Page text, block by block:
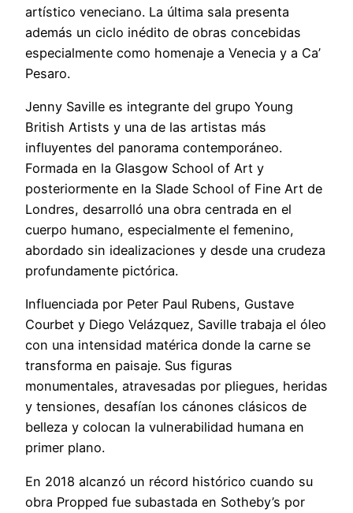
artístico veneciano. La última sala presenta
además un ciclo inédito de obras concebidas
especialmente como homenaje a Venecia y a Ca’
Pesaro.
Jenny Saville es integrante del grupo Young
British Artists y una de las artistas más
influyentes del panorama contemporáneo.
Formada en la Glasgow School of Art y
posteriormente en la Slade School of Fine Art de
Londres, desarrolló una obra centrada en el
cuerpo humano, especialmente el femenino,
abordado sin idealizaciones y desde una crudeza
profundamente pictórica.
Influenciada por Peter Paul Rubens, Gustave
Courbet y Diego Velázquez, Saville trabaja el óleo
con una intensidad matérica donde la carne se
transforma en paisaje. Sus figuras
monumentales, atravesadas por pliegues, heridas
y tensiones, desafían los cánones clásicos de
belleza y colocan la vulnerabilidad humana en
primer plano.
En 2018 alcanzó un récord histórico cuando su
obra Propped fue subastada en Sotheby’s por